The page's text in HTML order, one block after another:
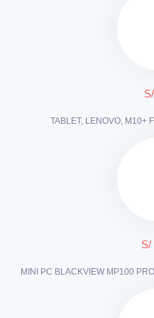
TABLET, LENOVO, M10+
S/
MINI PC BLACKVIEW MP100